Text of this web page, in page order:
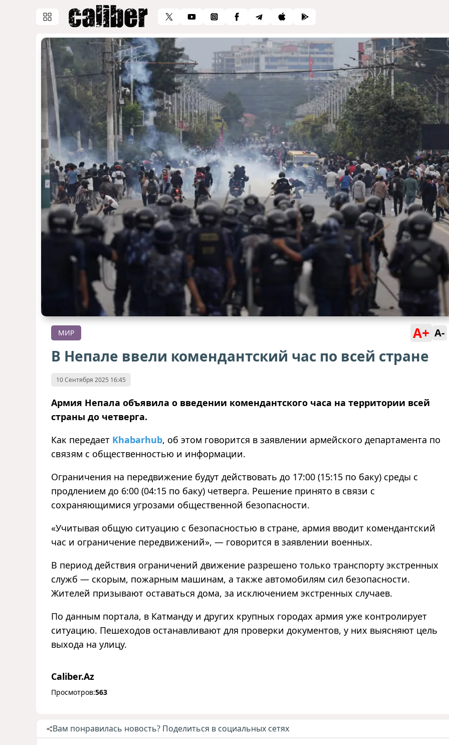
МИР A+ A-
В Непале ввели комендантский час по всей стране
10 Сентября 2025 16:45
Армия Непала объявила о введении комендантского часа на территории всей
страны до четверга.
Как передает Khabarhub, об этом говорится в заявлении армейского департамента по
связям с общественностью и информации.
Ограничения на передвижение будут действовать до 17:00 (15:15 по баку) среды с
продлением до 6:00 (04:15 по баку) четверга. Решение принято в связи с
сохраняющимися угрозами общественной безопасности.
«Учитывая общую ситуацию с безопасностью в стране, армия вводит комендантский
час и ограничение передвижений», — говорится в заявлении военных.
В период действия ограничений движение разрешено только транспорту экстренных
служб — скорым, пожарным машинам, а также автомобилям сил безопасности.
Жителей призывают оставаться дома, за исключением экстренных случаев.
По данным портала, в Катманду и других крупных городах армия уже контролирует
ситуацию. Пешеходов останавливают для проверки документов, у них выясняют цель
выхода на улицу.
Caliber.Az
Просмотров:563
Вам понравилась новость? Поделиться в социальных сетях